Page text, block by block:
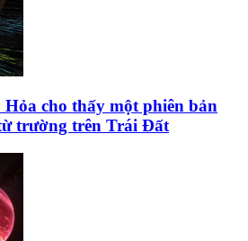
Hỏa cho thấy một phiên bản
trường trên Trái Đất